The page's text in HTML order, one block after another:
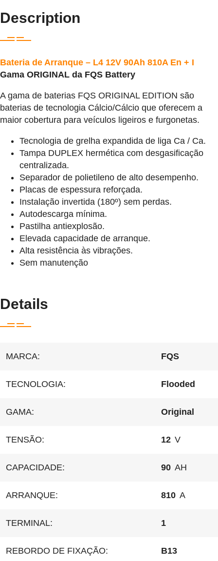
Description
Bateria de Arranque – L4 12V 90Ah 810A En + I
Gama ORIGINAL da FQS Battery
A gama de baterias FQS ORIGINAL EDITION são
baterias de tecnologia Cálcio/Cálcio que oferecem a
maior cobertura para veículos ligeiros e furgonetas.
Tecnologia de grelha expandida de liga Ca / Ca.
Tampa DUPLEX hermética com desgasificação
centralizada.
Separador de polietileno de alto desempenho.
Placas de espessura reforçada.
Instalação invertida (180º) sem perdas.
Autodescarga mínima.
Pastilha antiexplosão.
Elevada capacidade de arranque.
Alta resistência às vibrações.
Sem manutenção
Details
MARCA: FQS
TECNOLOGIA: Flooded
GAMA: Original
TENSÃO: 12 V
CAPACIDADE: 90 AH
ARRANQUE: 810 A
TERMINAL: 1
REBORDO DE FIXAÇÃO: B13